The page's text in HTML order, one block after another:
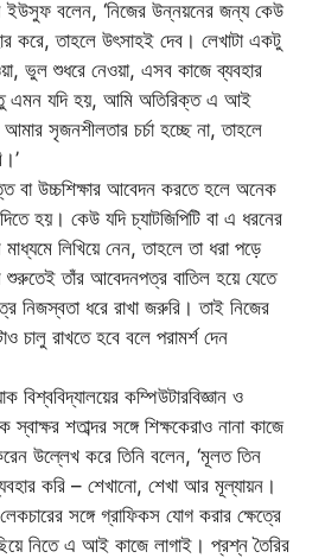
বলেন, ‘নিজের উন্নয়নের জন্য কেউ
করে, তাহলে উৎসাহই দেব। লেখাটা একটু
ভুল শুধরে নেওয়া, এসব কাজে ব্যবহার
এমন যদি হয়, আমি অতিরিক্ত এ আই
সৃজনশীলতার চর্চা হচ্ছে না, তাহলে
বা উচ্চশিক্ষার আবেদন করতে হলে অনেক
হয়। কেউ যদি চ্যাটজিপিটি বা এ ধরনের
মাধ্যমে লিখিয়ে নেন, তাহলে তা ধরা পড়ে
শুরুতেই তাঁর আবেদনপত্র বাতিল হয়ে যেতে
নিজস্বতা ধরে রাখা জরুরি। তাই নিজের
চালু রাখতে হবে বলে পরামর্শ দেন
বিশ্ববিদ্যালয়ের কম্পিউটারবিজ্ঞান ও
শতাব্দর সঙ্গে শিক্ষকেরাও নানা কাজে
উল্লেখ করে তিনি বলেন, ‘মূলত তিন
করি – শেখানো, শেখা আর মূল্যায়ন।
সঙ্গে গ্রাফিকস যোগ করার ক্ষেত্রে
নিতে এ আই কাজে লাগাই। প্রশ্ন তৈরির